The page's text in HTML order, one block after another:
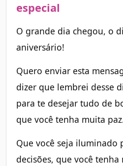
especial
O grande dia chegou, o
aniversário!
Quero enviar esta
dizer que lembrei desse
para te desejar tudo de
que você tenha muita
Que você seja iluminado
decisões, que você